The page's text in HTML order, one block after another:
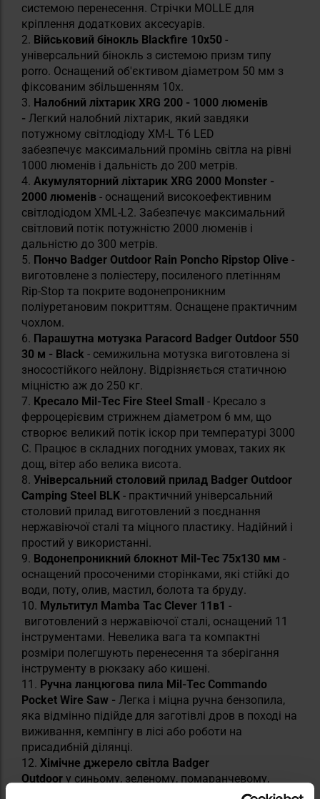
системою перенесення. Стрічки MOLLE для
кріплення додаткових аксесуарів.
2. Військовий бінокль Blackfire 10x50 -
універсальний бінокль з системою призм типу
porro. Оснащений об'єктивом діаметром 50 мм з
фіксованим збільшенням 10x.
3. Налобний ліхтарик XRG 200 - 1000 люменів
- Легкий налобний ліхтарик, який завдяки
потужному світлодіоду XM-L T6 LED
забезпечує максимальний промінь світла на рівні
1000 люменів і дальність до 200 метрів.
4. Акумуляторний ліхтарик XRG 2000 Monster -
2000 люменів - оснащений високоефективним
світлодіодом XML-L2. Забезпечує максимальний
світловий потік потужністю 2000 люменів і
дальністю до 300 метрів.
5. Пончо Badger Outdoor Rain Poncho Ripstop Olive -
виготовлене з поліестеру, посиленого плетінням
Rip-Stop та покрите водонепроникним
поліуретановим покриттям. Оснащене практичним
чохлом.
6. Парашутна мотузка Paracord Badger Outdoor 550
30 м - Black - семижильна мотузка виготовлена зі
зносостійкого нейлону. Відрізняється статичною
міцністю аж до 250 кг.
7. Кресало Mil-Tec Fire Steel Small - Кресало з
ферроцерієвим стрижнем діаметром 6 мм, що
створює великий потік іскор при температурі 3000
C. Працює в складних погодних умовах, таких як
дощ, вітер або велика висота.
8. Універсальний столовий прилад Badger Outdoor
Camping Steel BLK - практичний універсальний
столовий прилад виготовлений з поєднання
нержавіючої сталі та міцного пластику. Надійний і
простий у використанні.
9. Водонепроникний блокнот Mil-Tec 75x130 мм -
оснащений просоченими сторінками, які стійкі до
води, поту, олив, мастил, болота та бруду.
10. Мультитул Mamba Tac Clever 11в1 -
виготовлений з нержавіючої сталі, оснащений 11
інструментами. Невелика вага та компактні
розміри полегшують перенесення та зберігання
інструменту в рюкзаку або кишені.
11. Ручна ланцюгова пила Mil-Tec Commando
Pocket Wire Saw - Легка і міцна ручна бензопила,
яка відмінно підійде для заготівлі дров в поході на
виживання, кемпінгу в лісі або роботи на
присадибній ділянці.
12. Хімічне джерело світла Badger
Outdoor у синьому, зеленому, помаранчевому,
червоному та білому кольорах - забезпечує потік